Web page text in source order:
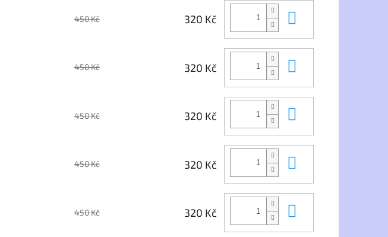
450 Kč 320 Kč
450 Kč 320 Kč
450 Kč 320 Kč
450 Kč 320 Kč
450 Kč 320 Kč